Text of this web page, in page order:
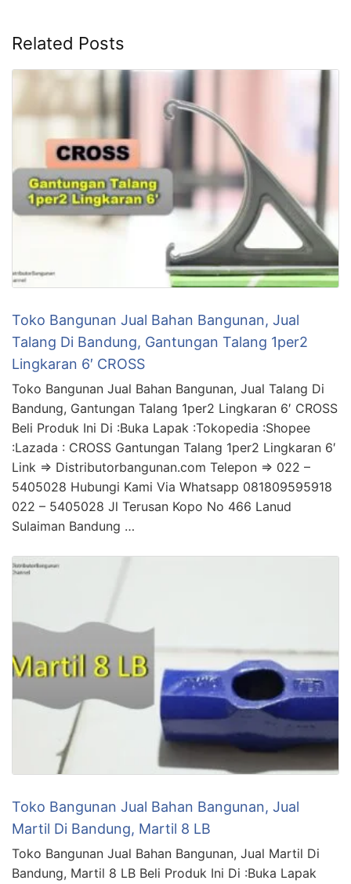
Related Posts
Toko Bangunan Jual Bahan Bangunan, Jual
Talang Di Bandung, Gantungan Talang 1per2
Lingkaran 6′ CROSS
Toko Bangunan Jual Bahan Bangunan, Jual Talang Di
Bandung, Gantungan Talang 1per2 Lingkaran 6′ CROSS
Beli Produk Ini Di :Buka Lapak :Tokopedia :Shopee
:Lazada : CROSS Gantungan Talang 1per2 Lingkaran 6′
Link => Distributorbangunan.com Telepon => 022 –
5405028 Hubungi Kami Via Whatsapp 081809595918
022 – 5405028 Jl Terusan Kopo No 466 Lanud
Sulaiman Bandung …
Toko Bangunan Jual Bahan Bangunan, Jual
Martil Di Bandung, Martil 8 LB
Toko Bangunan Jual Bahan Bangunan, Jual Martil Di
Bandung, Martil 8 LB Beli Produk Ini Di :Buka Lapak